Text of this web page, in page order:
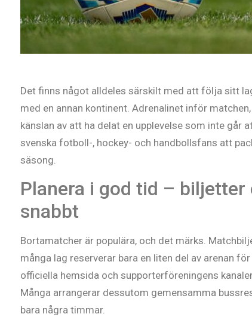
Det finns något alldeles särskilt med att följa sitt
med en annan kontinent. Adrenalinet inför
känslan av att ha delat en upplevelse som inte
svenska fotboll-, hockey- och handbollsfans att
säsong.
Planera i god tid –
snabbt
Bortamatcher är populära, och det märks.
många lag reserverar bara en liten del av arenan
officiella hemsida och supporterföreningens
Många arrangerar dessutom gemensamma
bara några timmar.